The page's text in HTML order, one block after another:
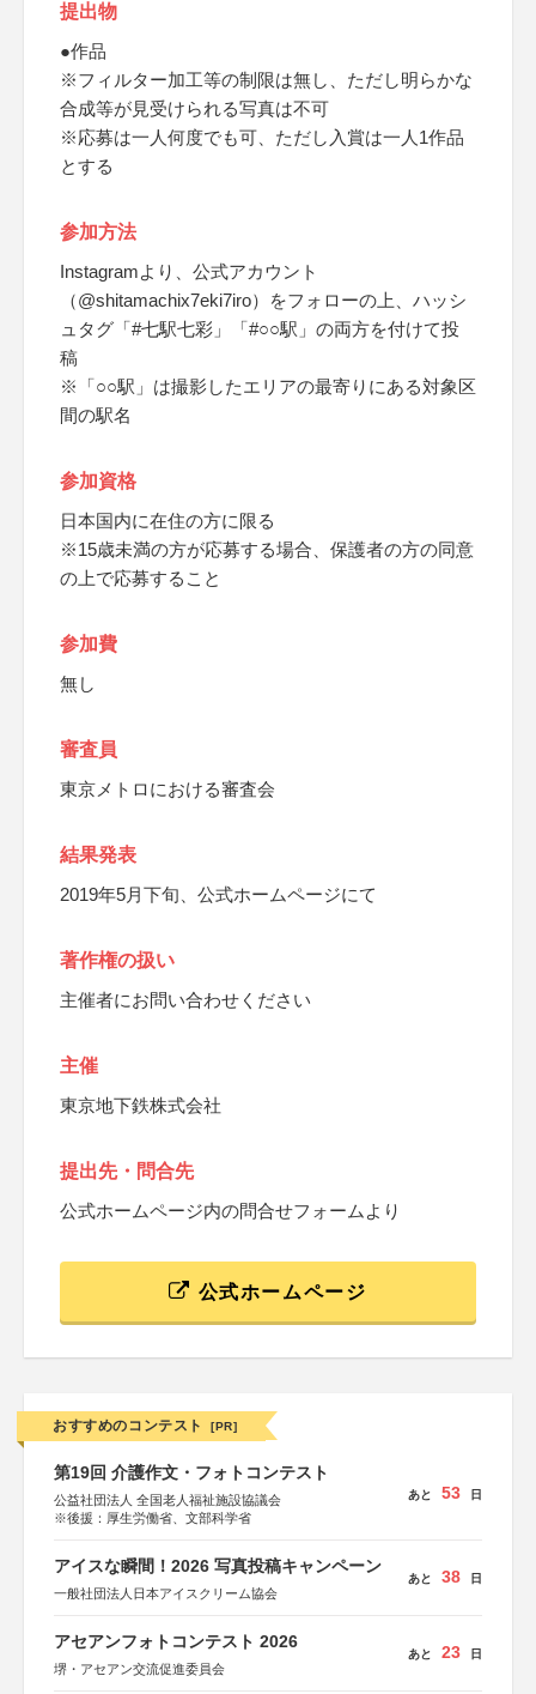
提出物
●作品
※フィルター加工等の制限は無し、ただし明らかな
合成等が見受けられる写真は不可
※応募は一人何度でも可、ただし入賞は一人1作品
とする
参加方法
Instagramより、公式アカウント
（@shitamachix7eki7iro）をフォローの上、ハッシ
ュタグ「#七駅七彩」「#○○駅」の両方を付けて投
稿
※「○○駅」は撮影したエリアの最寄りにある対象区
間の駅名
参加資格
日本国内に在住の方に限る
※15歳未満の方が応募する場合、保護者の方の同意
の上で応募すること
参加費
無し
審査員
東京メトロにおける審査会
結果発表
2019年5月下旬、公式ホームページにて
著作権の扱い
主催者にお問い合わせください
主催
東京地下鉄株式会社
提出先・問合先
公式ホームページ内の問合せフォームより
公式ホームページ
おすすめのコンテスト [PR]
第19回 介護作文・フォトコンテスト
公益社団法人 全国老人福祉施設協議会
※後援：厚生労働省、文部科学省
あと 53 日
アイスな瞬間！2026 写真投稿キャンペーン
一般社団法人日本アイスクリーム協会
あと 38 日
アセアンフォトコンテスト 2026
堺・アセアン交流促進委員会
あと 23 日